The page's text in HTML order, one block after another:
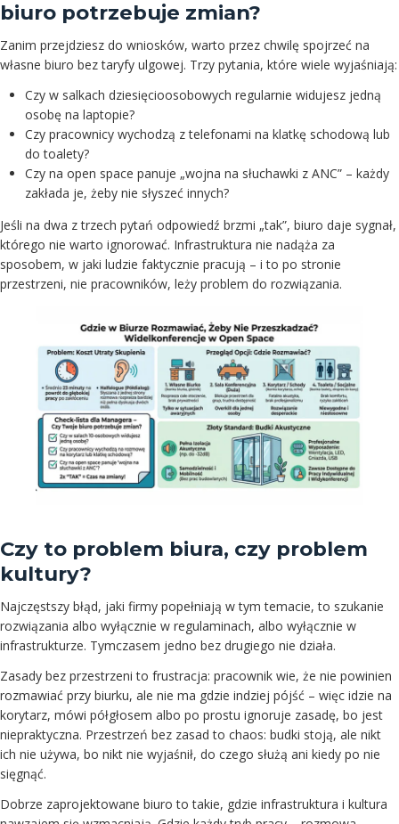
biuro potrzebuje zmian?
Zanim przejdziesz do wniosków, warto przez chwilę spojrzeć na
własne biuro bez taryfy ulgowej. Trzy pytania, które wiele wyjaśniają:
Czy w salkach dziesięcioosobowych regularnie widujesz jedną
osobę na laptopie?
Czy pracownicy wychodzą z telefonami na klatkę schodową lub
do toalety?
Czy na open space panuje „wojna na słuchawki z ANC” – każdy
zakłada je, żeby nie słyszeć innych?
Jeśli na dwa z trzech pytań odpowiedź brzmi „tak”, biuro daje sygnał,
którego nie warto ignorować. Infrastruktura nie nadąża za
sposobem, w jaki ludzie faktycznie pracują – i to po stronie
przestrzeni, nie pracowników, leży problem do rozwiązania.
Czy to problem biura, czy problem
kultury?
Najczęstszy błąd, jaki firmy popełniają w tym temacie, to szukanie
rozwiązania albo wyłącznie w regulaminach, albo wyłącznie w
infrastrukturze. Tymczasem jedno bez drugiego nie działa.
Zasady bez przestrzeni to frustracja: pracownik wie, że nie powinien
rozmawiać przy biurku, ale nie ma gdzie indziej pójść – więc idzie na
korytarz, mówi półgłosem albo po prostu ignoruje zasadę, bo jest
niepraktyczna. Przestrzeń bez zasad to chaos: budki stoją, ale nikt
ich nie używa, bo nikt nie wyjaśnił, do czego służą ani kiedy po nie
sięgnąć.
Dobrze zaprojektowane biuro to takie, gdzie infrastruktura i kultura